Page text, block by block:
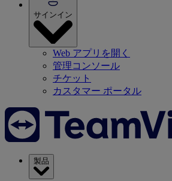
サインイン
Web アプリを開く
管理コンソール
チケット
カスタマー ポータル
製品